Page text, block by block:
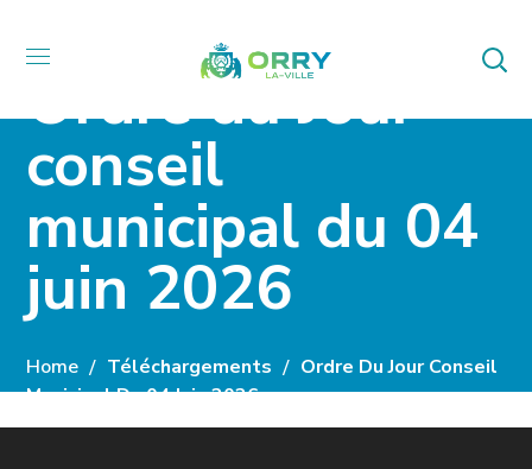
Ordre du Jour
conseil
municipal du 04
juin 2026
Home Téléchargements
Ordre Du Jour Conseil
Municipal Du 04 Juin 2026